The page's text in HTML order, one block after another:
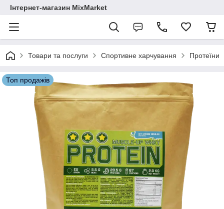
Інтернет-магазин MixMarket
Товари та послуги Спортивне харчування Протеїни
Топ продажів